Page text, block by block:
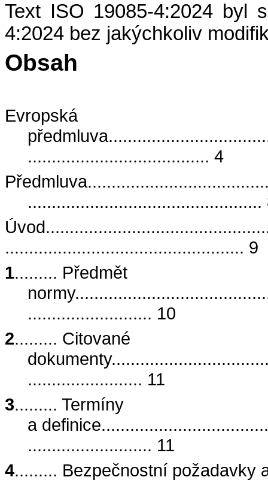
Text ISO 19085-4:2024 byl
4:2024 bez jakýchkoliv
Obsah
Evropská
...................................... 4
.................................................
.................................................. 9
1......... Předmět
.......................... 10
2......... Citované
........................ 11
3......... Termíny
a definice
.......................... 11
4......... Bezpečnostní požadavky